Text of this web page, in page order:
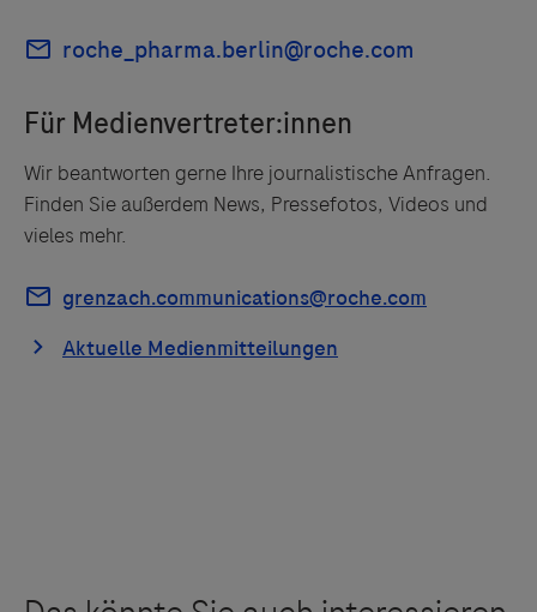
Wir beantworten gerne Ihre journalistische Anfragen.
Finden Sie außerdem News, Pressefotos, Videos und
vieles mehr.